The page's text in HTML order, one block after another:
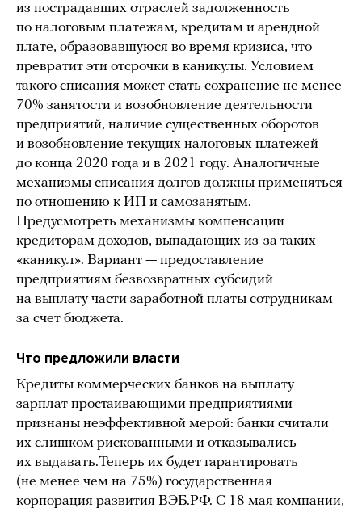
из пострадавших отраслей задолженность
по налоговым платежам, кредитам и арендной
плате, образовавшуюся во время кризиса, что
превратит эти отсрочки в каникулы. Условием
такого списания может стать сохранение не менее
70% занятости и возобновление деятельности
предприятий, наличие существенных оборотов
и возобновление текущих налоговых платежей
до конца 2020 года и в 2021 году. Аналогичные
механизмы списания долгов должны применяться
по отношению к ИП и самозанятым.
Предусмотреть механизмы компенсации
кредиторам доходов, выпадающих из-за таких
«каникул». Вариант — предоставление
предприятиям безвозвратных субсидий
на выплату части заработной платы сотрудникам
за счет бюджета.
Что предложили власти
Кредиты коммерческих банков на выплату
зарплат простаивающими предприятиями
признаны неэффективной мерой: банки считали
их слишком рискованными и отказывались
их выдавать.Теперь их будет гарантировать
(не менее чем на 75%) государственная
корпорация развития ВЭБ.РФ. С 18 мая компании,